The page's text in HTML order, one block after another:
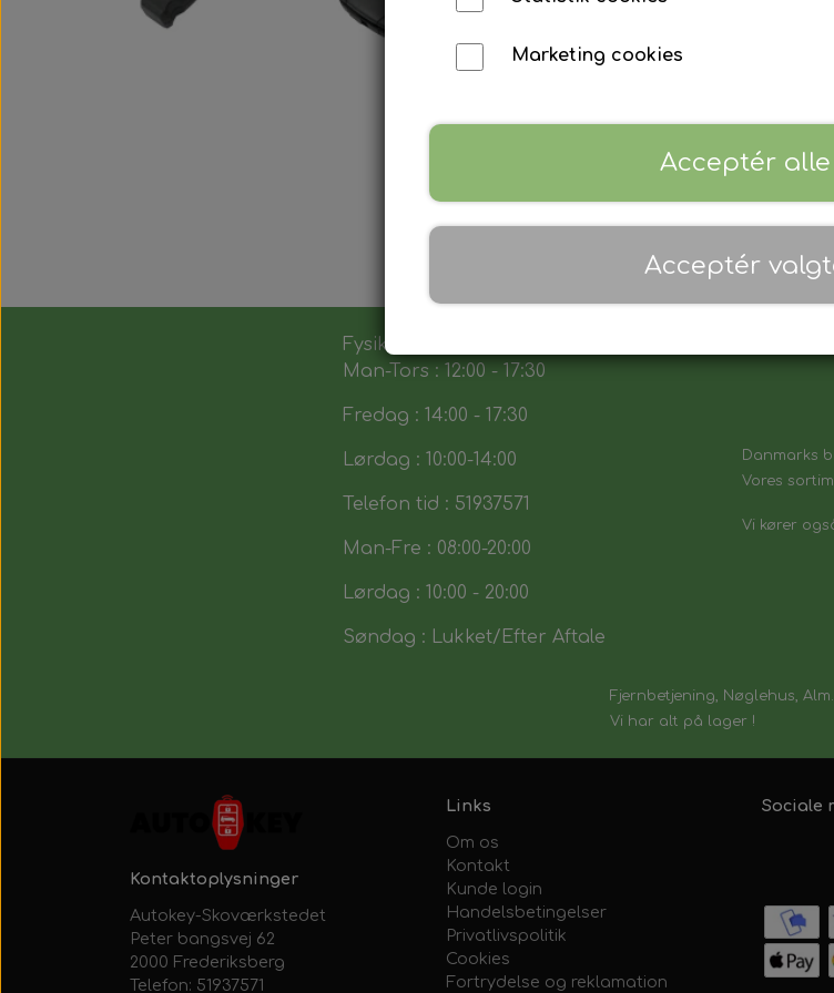
Præcis skæring af nøgleblad.
Du modtager dermed en fuldt
som den originale.
Læs mere
Lagerstatus:100 på lager
Tilføj til kurv
Fysik butik :
Man-Tors : 12:00 - 17:30
Fredag : 14:00 - 17:30
Lørdag : 10:00-14:00
Telefon tid : 51937571
Man-Fre : 08:00-20:00
Lørdag : 10:00 - 20:00
Søndag : Lukket/Efter Aftale
Danmarks
Vores
Vi kører
Fjernbetjening, Nøglehus,
Vi har alt på lager !
Kontaktoplysninger
Autokey-Skoværkstedet
Peter bangsvej 62
2000 Frederiksberg
Telefon: 51937571
Links
Om os
Kontakt
Kunde login
Handelsbetingelser
Privatlivspolitik
Cookies
Fortrydelse og reklamation
Sociale
Marketing cookies
Acceptér alle
Acceptér